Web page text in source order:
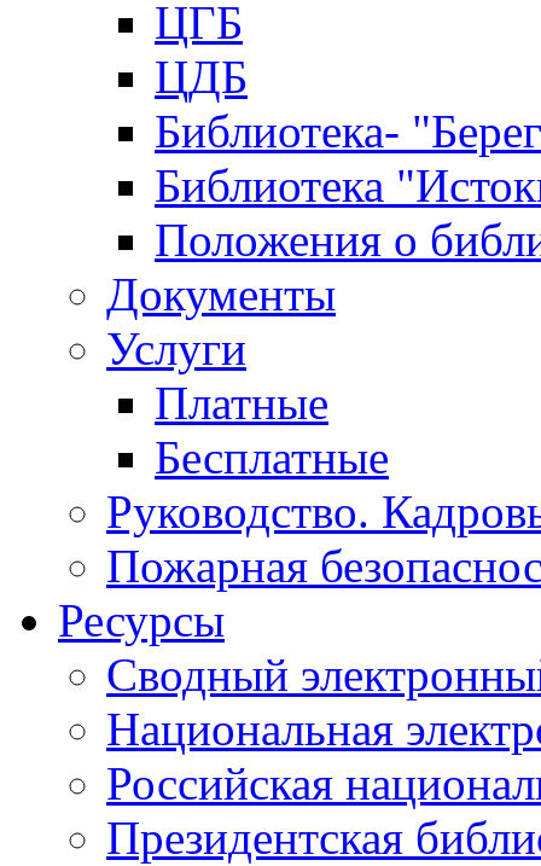
ЦГБ
ЦДБ
Библиотека-
Библиотека
Положения о
Документы
Услуги
Платные
Бесплатные
Руководство.
Пожарная
Ресурсы
Сводный
Национальная
Российская
Президентская